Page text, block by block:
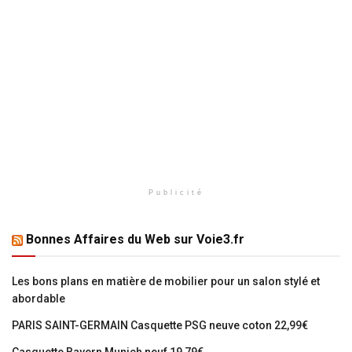
Publicité
Bonnes Affaires du Web sur Voie3.fr
Les bons plans en matière de mobilier pour un salon stylé et
abordable
PARIS SAINT-GERMAIN Casquette PSG neuve coton 22,99€